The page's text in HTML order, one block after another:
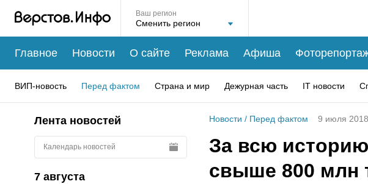
Ваш регион
Главное Новости О сайте Реклама Афиша
ВИП-новость Перед фактом Страна и мир Дежурная часть IT новости
Лента новостей
Календарь новостей
7 августа
Новости / Перед фактом 9 июля 2018
За всю
свыше 800 млн